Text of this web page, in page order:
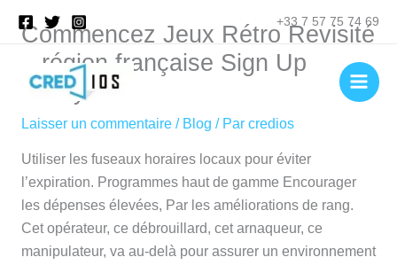
contenu
+33 7 57 75 74 69
Commencez Jeux Rétro Revisité
_ région française Sign Up
Today
Laisser un commentaire / Blog / Par credios
Utiliser les fuseaux horaires locaux pour éviter
l’expiration. Programmes haut de gamme Encourager
les dépenses élevées, Par les améliorations de rang.
Cet opérateur, ce débrouillard, cet arnaqueur, ce
manipulateur, va au-delà pour assurer un environnement